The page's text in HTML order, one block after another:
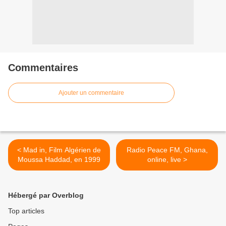
Commentaires
Ajouter un commentaire
< Mad in, Film Algérien de
Moussa Haddad, en 1999
Radio Peace FM, Ghana,
online, live >
Hébergé par Overblog
Top articles